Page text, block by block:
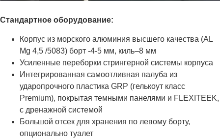
Стандартное оборудование:
Корпус из морского алюминия высшего качества (AL
Mg 4,5 /5083) борт -4-5 мм, киль–8 мм
Усиленные переборки стрингерной системы корпуса
Интегрированная самоотливная палуба из
ударопрочного пластика GRP (гелькоут класс
Premium), покрытая темными панелями и FLEXITEEK,
с дренажной системой
Большой отсек для хранения по левому борту,
опционально туалет